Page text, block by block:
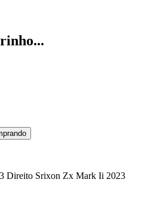
Direito Srixon Zx Mark Ii 2023